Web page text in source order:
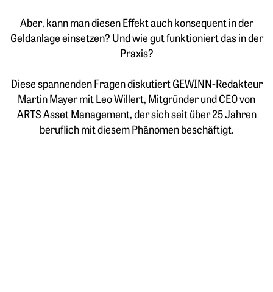
Aber, kann man diesen Effekt auch konsequent in der
Geldanlage einsetzen? Und wie gut funktioniert das in der
Praxis?
Diese spannenden Fragen diskutiert GEWINN-Redakteur
Martin Mayer mit Leo Willert, Mitgründer und CEO von
ARTS Asset Management, der sich seit über 25 Jahren
beruflich mit diesem Phänomen beschäftigt.